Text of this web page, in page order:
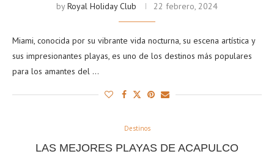
byRoyal Holiday Club 22 febrero, 2024
Miami, conocida por su vibrante vida nocturna, su escena artística y
sus impresionantes playas, es uno de los destinos más populares
para los amantes del …
Destinos
LAS MEJORES PLAYAS DE ACAPULCO